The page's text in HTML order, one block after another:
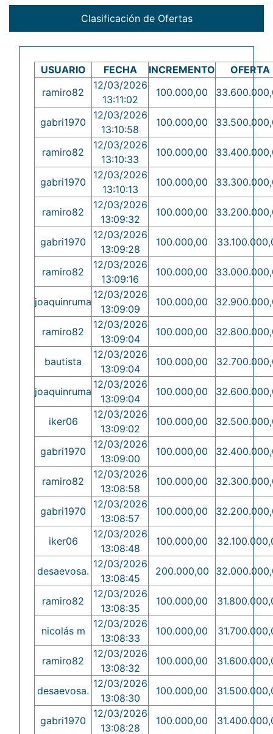
Clasificación de Ofertas
USUARIO FECHA INCREMENTO
OFERTA
ramiro82
12/03/2026
13:11:02
100.000,00
gabri1970
12/03/2026
13:10:58
100.000,00
ramiro82
12/03/2026
13:10:33
100.000,00
gabri1970
12/03/2026
13:10:13
100.000,00
ramiro82
12/03/2026
13:09:32
100.000,00
gabri1970
12/03/2026
13:09:28
100.000,00
ramiro82
12/03/2026
13:09:16
100.000,00
joaquinruma
12/03/2026
13:09:09
100.000,00
ramiro82
12/03/2026
13:09:04
100.000,00
bautista
12/03/2026
13:09:04
100.000,00
joaquinruma
12/03/2026
13:09:04
100.000,00
iker06
12/03/2026
13:09:02
100.000,00
gabri1970
12/03/2026
13:09:00
100.000,00
ramiro82
12/03/2026
13:08:58
100.000,00
gabri1970
12/03/2026
13:08:57
100.000,00
iker06
12/03/2026
13:08:48
100.000,00
desaevosa.
12/03/2026
13:08:45
200.000,00
ramiro82
12/03/2026
13:08:35
100.000,00
nicolás m
12/03/2026
13:08:33
100.000,00
ramiro82
12/03/2026
13:08:32
100.000,00
desaevosa.
12/03/2026
13:08:30
100.000,00
gabri1970
12/03/2026
13:08:28
100.000,00